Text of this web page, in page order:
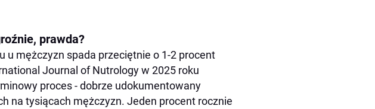
prawda?
u mężczyzn spada przeciętnie o 1-2 procent
Journal of Nutrology w 2025 roku
proces - dobrze udokumentowany
na tysiącach mężczyzn. Jeden procent rocznie